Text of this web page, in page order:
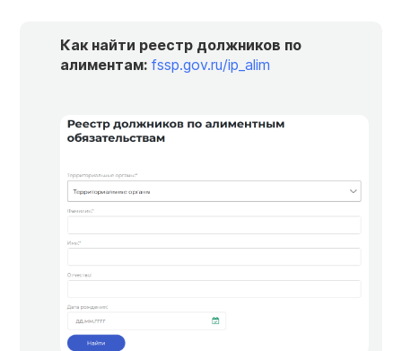
Как найти реестр должников по
алиментам: fssp.gov.ru/ip_alim